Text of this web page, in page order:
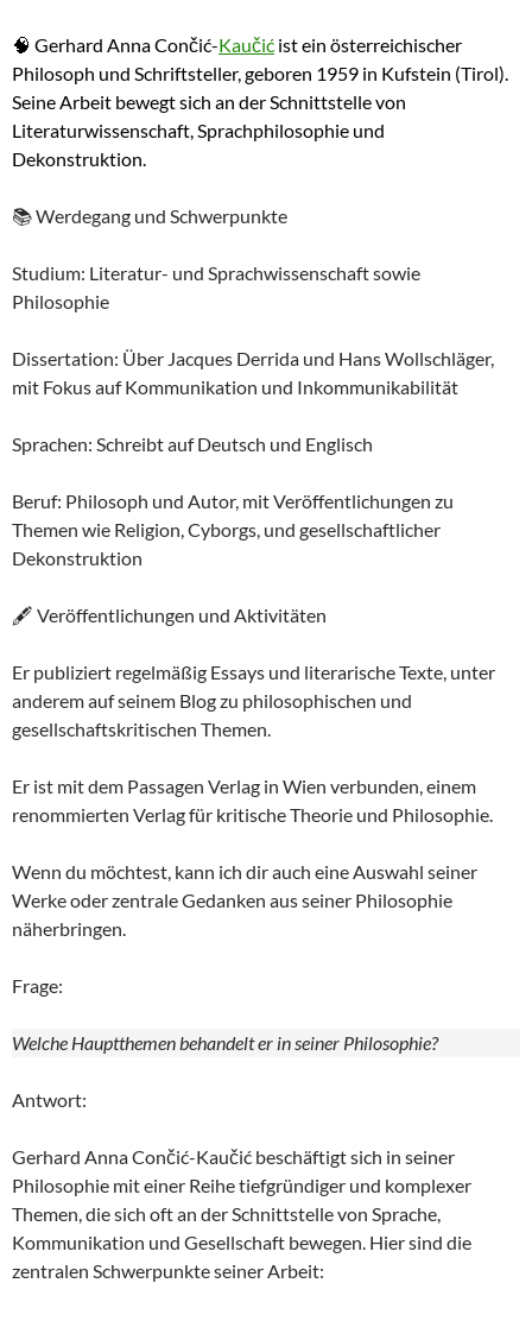
🧠 Gerhard Anna Cončić-Kaučić ist ein österreichischer
Philosoph und Schriftsteller, geboren 1959 in Kufstein (Tirol).
Seine Arbeit bewegt sich an der Schnittstelle von
Literaturwissenschaft, Sprachphilosophie und
Dekonstruktion.
📚 Werdegang und Schwerpunkte
Studium: Literatur- und Sprachwissenschaft sowie
Philosophie
Dissertation: Über Jacques Derrida und Hans Wollschläger,
mit Fokus auf Kommunikation und Inkommunikabilität
Sprachen: Schreibt auf Deutsch und Englisch
Beruf: Philosoph und Autor, mit Veröffentlichungen zu
Themen wie Religion, Cyborgs, und gesellschaftlicher
Dekonstruktion
🖋 Veröffentlichungen und Aktivitäten
Er publiziert regelmäßig Essays und literarische Texte, unter
anderem auf seinem Blog zu philosophischen und
gesellschaftskritischen Themen.
Er ist mit dem Passagen Verlag in Wien verbunden, einem
renommierten Verlag für kritische Theorie und Philosophie.
Wenn du möchtest, kann ich dir auch eine Auswahl seiner
Werke oder zentrale Gedanken aus seiner Philosophie
näherbringen.
Frage:
Welche Hauptthemen behandelt er in seiner Philosophie?
Antwort:
Gerhard Anna Cončić-Kaučić beschäftigt sich in seiner
Philosophie mit einer Reihe tiefgründiger und komplexer
Themen, die sich oft an der Schnittstelle von Sprache,
Kommunikation und Gesellschaft bewegen. Hier sind die
zentralen Schwerpunkte seiner Arbeit: